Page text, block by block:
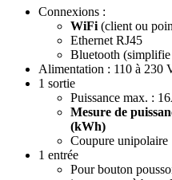
Connexions :
WiFi (client ou
Ethernet RJ45
Bluetooth
Alimentation : 110 à 230
1 sortie
Puissance max. :
Mesure de
(kWh)
Coupure unipolaire
1 entrée
Pour bouton